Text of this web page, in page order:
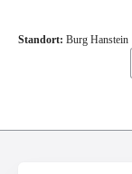
Standort: Burg Hanstein